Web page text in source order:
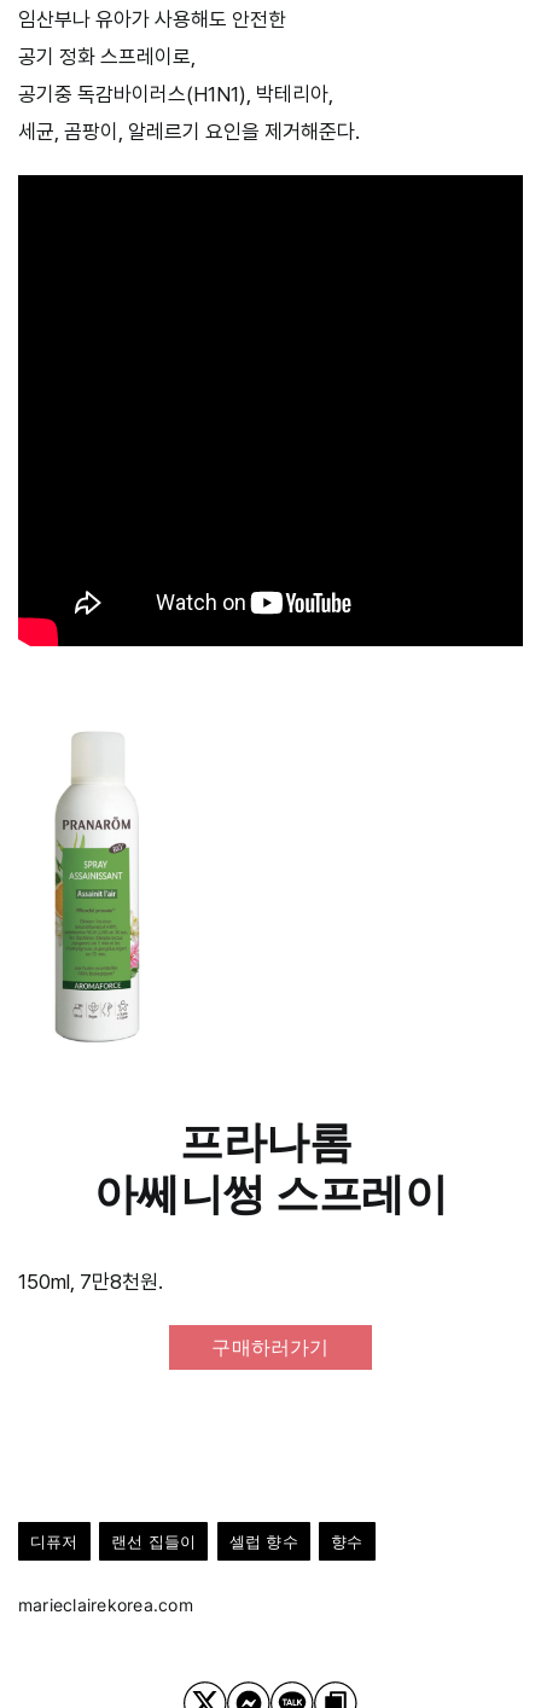
임산부나 유아가 사용해도 안전한
공기 정화 스프레이로,
공기중 독감바이러스(H1N1), 박테리아,
세균, 곰팡이, 알레르기 요인을 제거해준다.
프라나롬
아쎄니썽 스프레이
150ml, 7만8천원.
구매하러가기
디퓨저 랜선 집들이 셀럽 향수 향수
marieclairekorea.com